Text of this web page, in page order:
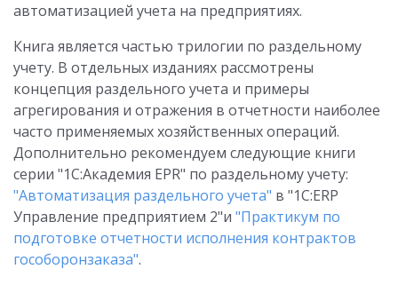
автоматизацией учета на предприятиях.
Книга является частью трилогии по раздельному
учету. В отдельных изданиях рассмотрены
концепция раздельного учета и примеры
агрегирования и отражения в отчетности наиболее
часто применяемых хозяйственных операций.
Дополнительно рекомендуем следующие книги
серии "1С:Академия EPR" по раздельному учету:
"Автоматизация раздельного учета" в "1С:ERP
Управление предприятием 2"и "Практикум по
подготовке отчетности исполнения контрактов
гособоронзаказа".